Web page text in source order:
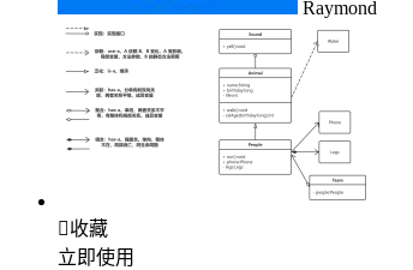
Raymond
收藏
立即使用